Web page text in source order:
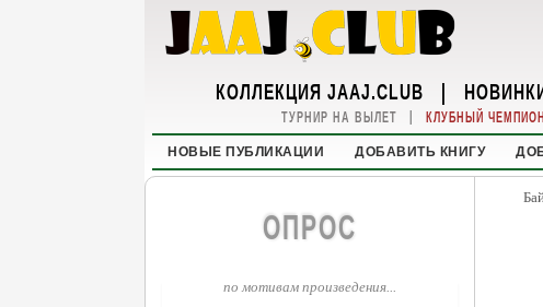
КОЛЛЕКЦИЯ JAAJ.CLUB |
ТУРНИР НА ВЫЛЕТ | КЛУБНЫЙ
НОВЫЕ ПУБЛИКАЦИИ ДОБАВИТЬ КНИГУ
ОПРОС
по мотивам произведения...